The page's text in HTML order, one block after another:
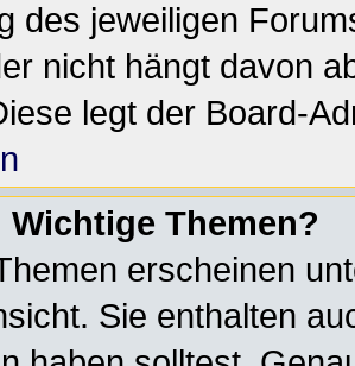
des jeweiligen
nicht hängt davon
legt der Board-
Wichtige Themen?
erscheinen
Sie enthalten